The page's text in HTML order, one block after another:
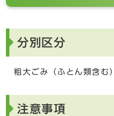
分別区分
粗大ごみ（ふとん類含む）
注意事項